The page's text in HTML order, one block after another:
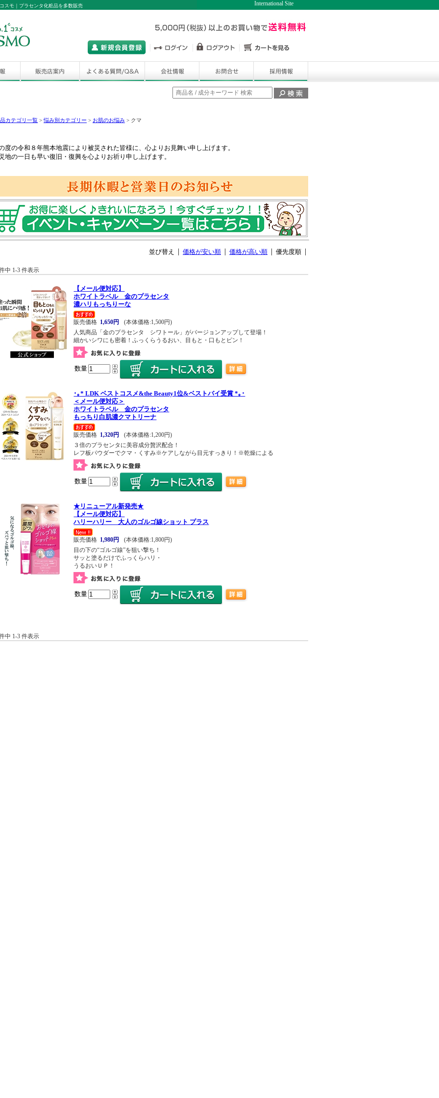
スモ｜プラセンタ化粧品を多数販売 International Site
カテゴリ一覧 >悩み別カテゴリー > お肌のお悩み > クマ
度の令和８年熊本地震により被災された皆様に、心よりお見舞い申し上げます。
地の一日も早い復旧・復興を心よりお祈り申し上げます。
並び替え 価格が安い順 価格が高い順 優先度順
中 1-3 件表示
【メール便対応】
ホワイトラベル 金のプラセンタ
濃ハリもっちりーな
販売価格 1,650円
(本体価格:1,500円)
人気商品「金のプラセンタ シワトール」がバージョンアップして登場！
細かいシワにも密着！ふっくらうるおい、目もと・口もとピン！
数量
･｡* LDK ベストコスメ&the Beauty1位&ベストバイ受賞 *｡･
＜メール便対応＞
ホワイトラベル 金のプラセンタ
もっちり白肌濃クマトリーナ
販売価格 1,320円
(本体価格:1,200円)
３倍のプラセンタに美容成分贅沢配合！
レフ板パウダーでクマ・くすみ※ケアしながら目元すっきり！※乾燥による
数量
★リニューアル新発売★
【メール便対応】
ハリーハリー 大人のゴルゴ線ショット プラス
販売価格 1,980円
(本体価格:1,800円)
目の下の“ゴルゴ線”を狙い撃ち！
サッと塗るだけでふっくらハリ・
うるおいＵＰ！
数量
中 1-3 件表示